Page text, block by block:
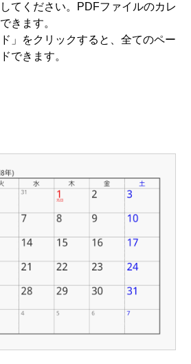
てください。PDFファイルのカレ
きます。
」をクリックすると、全てのペー
できます。